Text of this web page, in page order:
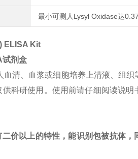
最小可测人Lysyl Oxidase达
ELISA Kit
剂盒
清、血浆或细胞培养上清液、组织
科研使用。使用前请仔细阅读说明
价以上的特性，能识别包被抗体，